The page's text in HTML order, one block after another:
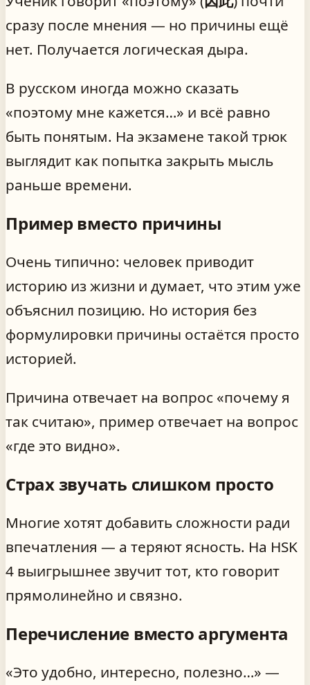
сразу после мнения — но причины ещё
нет. Получается логическая дыра.
В русском иногда можно сказать
«поэтому мне кажется…» и всё равно
быть понятым. На экзамене такой трюк
выглядит как попытка закрыть мысль
раньше времени.
Пример вместо причины
Очень типично: человек приводит
историю из жизни и думает, что этим уже
объяснил позицию. Но история без
формулировки причины остаётся просто
историей.
Причина отвечает на вопрос «почему я
так считаю», пример отвечает на вопрос
«где это видно».
Страх звучать слишком просто
Многие хотят добавить сложности ради
впечатления — а теряют ясность. На HSK
4 выигрышнее звучит тот, кто говорит
прямолинейно и связно.
Перечисление вместо аргумента
«Это удобно, интересно, полезно…» —